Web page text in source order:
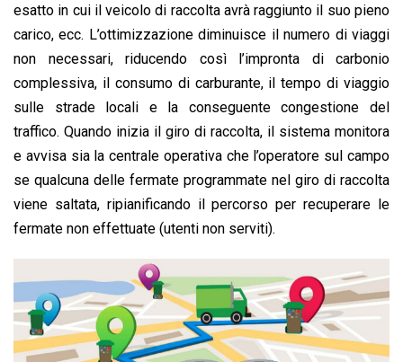
esatto in cui il veicolo di raccolta avrà raggiunto il suo pieno
carico, ecc. L’ottimizzazione diminuisce il numero di viaggi
non necessari, riducendo così l’impronta di carbonio
complessiva, il consumo di carburante, il tempo di viaggio
sulle strade locali e la conseguente congestione del
traffico. Quando inizia il giro di raccolta, il sistema monitora
e avvisa sia la centrale operativa che l’operatore sul campo
se qualcuna delle fermate programmate nel giro di raccolta
viene saltata, ripianificando il percorso per recuperare le
fermate non effettuate (utenti non serviti).